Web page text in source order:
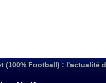
(100% Football) : l'actualité